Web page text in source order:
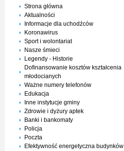
Strona główna
Aktualności
Informacje dla uchodźców
Koronawirus
Sport i wolontariat
Nasze śmieci
Legendy - Historie
Dofinansowanie kosztów kształcenia
młodocianych
Ważne numery telefonów
Edukacja
Inne instytucje gminy
Zdrowie i dyżury aptek
Banki i bankomaty
Policja
Poczta
Efektywność energetyczna budynków